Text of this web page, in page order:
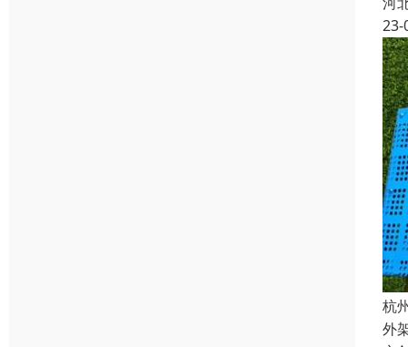
23-
杭
外